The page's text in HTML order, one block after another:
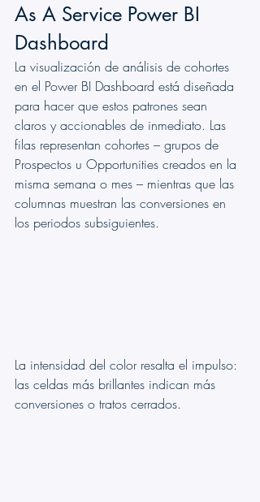
As A Service Power BI
Dashboard
La visualización de análisis de cohortes
en el Power BI Dashboard está diseñada
para hacer que estos patrones sean
claros y accionables de inmediato. Las
filas representan cohortes – grupos de
Prospectos u Opportunities creados en la
misma semana o mes – mientras que las
columnas muestran las conversiones en
los periodos subsiguientes.
La intensidad del color resalta el impulso:
las celdas más brillantes indican más
conversiones o tratos cerrados.